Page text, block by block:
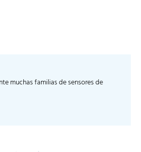
muchas familias de sensores de